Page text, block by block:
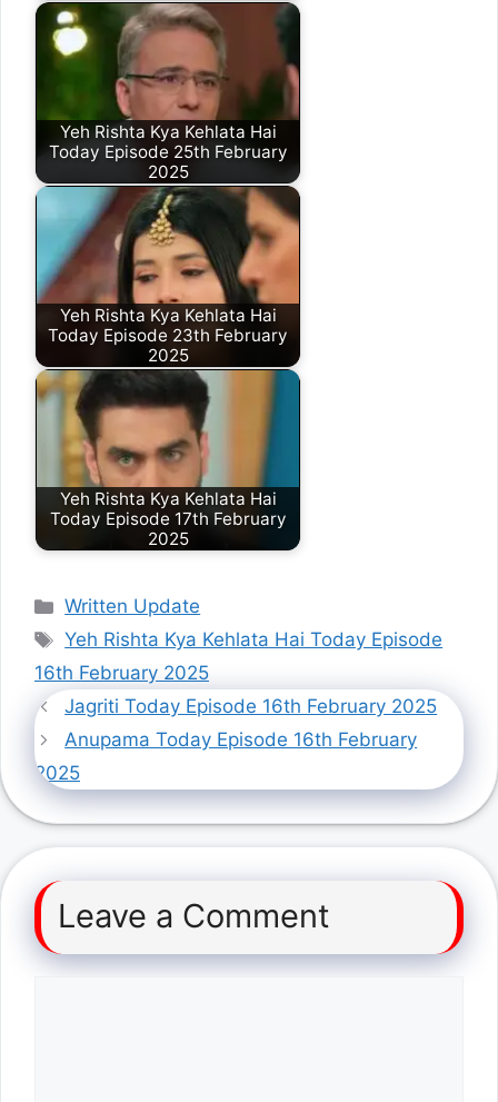
Yeh Rishta Kya Kehlata Hai
Today Episode 25th February
2025
Yeh Rishta Kya Kehlata Hai
Today Episode 23th February
2025
Yeh Rishta Kya Kehlata Hai
Today Episode 17th February
2025
Categories
Written Update
Tags
Yeh Rishta Kya Kehlata Hai Today Episode
16th February 2025
Jagriti Today Episode 16th February 2025
Anupama Today Episode 16th February
2025
Leave a Comment